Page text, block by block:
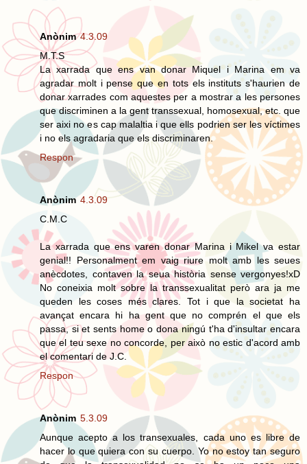
Anònim 4.3.09
M.T.S
La xarrada que ens van donar Miquel i Marina em va
agradar molt i pense que en tots els instituts s'haurien de
donar xarrades com aquestes per a mostrar a les persones
que discriminen a la gent transsexual, homosexual, etc. que
ser aixi no es cap malaltia i que ells podrien ser les víctimes
i no els agradaria que els discriminaren.
Respon
Anònim 4.3.09
C.M.C
La xarrada que ens varen donar Marina i Mikel va estar
genial!! Personalment em vaig riure molt amb les seues
anècdotes, contaven la seua història sense vergonyes!xD
No coneixia molt sobre la transsexualitat però ara ja me
queden les coses més clares. Tot i que la societat ha
avançat encara hi ha gent que no comprén el que els
passa, si et sents home o dona ningú t'ha d'insultar encara
que el teu sexe no concorde, per això no estic d'acord amb
el comentari de J.C.
Respon
Anònim 5.3.09
Aunque acepto a los transexuales, cada uno es libre de
hacer lo que quiera con su cuerpo. Yo no estoy tan seguro